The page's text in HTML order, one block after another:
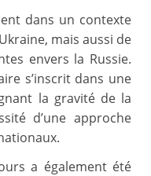
dans un contexte
mais aussi de
envers la Russie.
s’inscrit dans une
la gravité de la
d’une approche
a également été